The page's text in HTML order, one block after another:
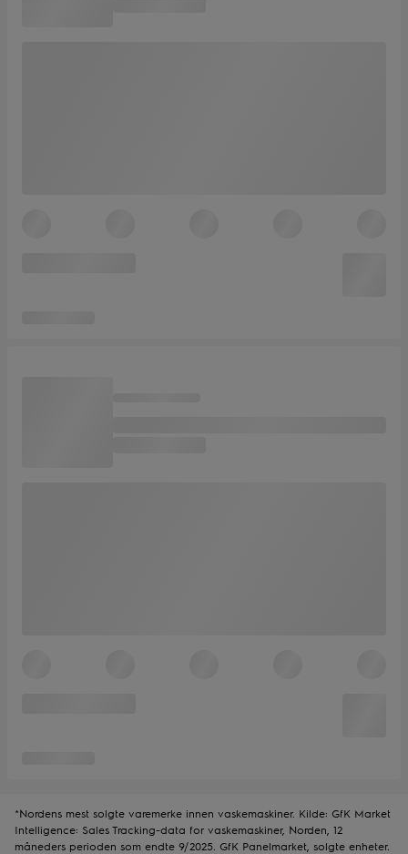
*Nordens mest solgte varemerke innen vaskemaskiner. Kilde: GfK Market
Intelligence: Sales Tracking-data for vaskemaskiner, Norden, 12
måneders perioden som endte 9/2025. GfK Panelmarket, solgte enheter.